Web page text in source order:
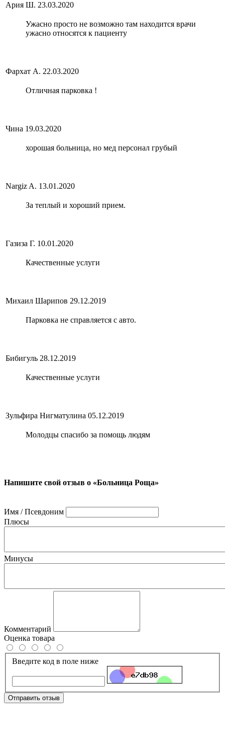
Ария Ш. 23.03.2020
Ужасно просто не возможно там находится врачи
ужасно относятся к пациенту
Фархат А. 22.03.2020
Отличная парковка !
Чина 19.03.2020
хорошая больница, но мед персонал грубый
Nargiz A. 13.01.2020
За теплый и хороший прием.
Газиза Г. 10.01.2020
Качественные услуги
Михаил Шарипов 29.12.2019
Парковка не справляется с авто.
Бибигуль 28.12.2019
Качественные услуги
Зульфира Нигматулина 05.12.2019
Молодцы спасибо за помощь людям
Напишите свой отзыв о «Больница Роща»
Имя / Псевдоним
Плюсы
Минусы
Комментарий
Оценка товара
Введите код в поле ниже
Отправить отзыв